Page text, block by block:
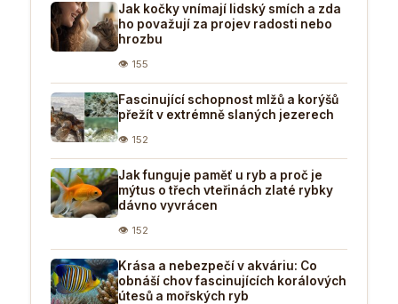
Jak kočky vnímají lidský smích a zda
ho považují za projev radosti nebo
hrozbu
👁 155
Fascinující schopnost mlžů a korýšů
přežít v extrémně slaných jezerech
👁 152
Jak funguje paměť u ryb a proč je
mýtus o třech vteřinách zlaté rybky
dávno vyvrácen
👁 152
Krása a nebezpečí v akváriu: Co
obnáší chov fascinujících korálových
útesů a mořských ryb